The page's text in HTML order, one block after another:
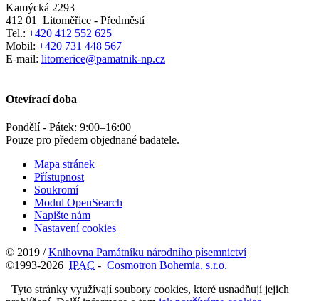
Kamýcká 2293
412 01
Litoměřice - Předměstí
Tel.: +420 412 552 625
Mobil: +420 731 448 567
E-mail: litomerice@pamatnik-np.cz
Otevírací doba
Pondělí - Pátek: 9:00–16:00
Pouze pro předem objednané badatele.
Mapa stránek
Přístupnost
Soukromí
Modul OpenSearch
Napište nám
Nastavení cookies
© 2019 /Knihovna Památníku národního písemnictví
©1993-2026 IPAC - Cosmotron Bohemia, s.r.o.
Tyto stránky využívají soubory cookies, které usnadňují jejich